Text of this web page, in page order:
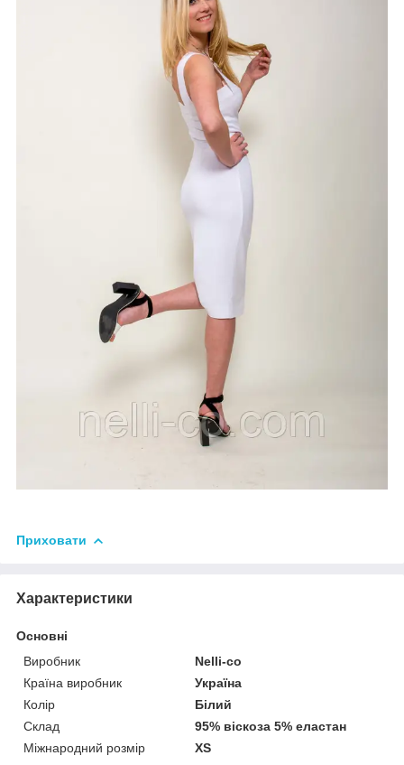
Приховати
Характеристики
Основні
Виробник
Nelli-co
Країна виробник
Україна
Колір
Білий
Склад
95% віскоза 5% еластан
Міжнародний розмір
XS